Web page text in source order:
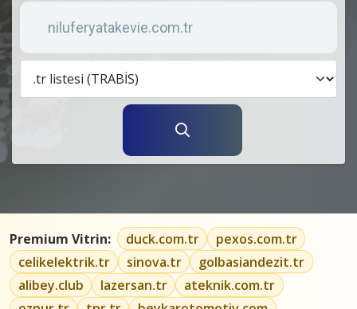
Anahtar kelime
Premium Vitrin: duck.com.tr
pexos.com.tr
celikelektrik.tr
sinova.tr
golbasiandezit.tr
alibey.club
lazersan.tr
ateknik.com.tr